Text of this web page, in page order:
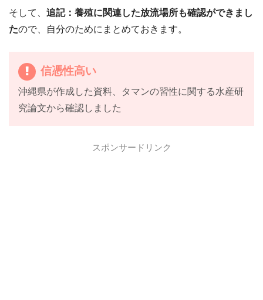
そして、 追記：養殖に関連した放流場所も確認ができまし
たので、自分のためにまとめておきます。
信憑性高い
沖縄県が作成した資料、タマンの習性に関する水産研
究論文から確認しました
スポンサードリンク